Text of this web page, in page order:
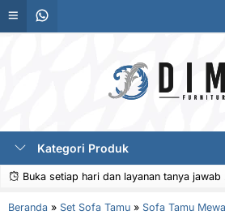
Kategori Produk
Buka setiap hari dan layanan tanya jawab
Beranda » Set Sofa Tamu » Sofa Tamu